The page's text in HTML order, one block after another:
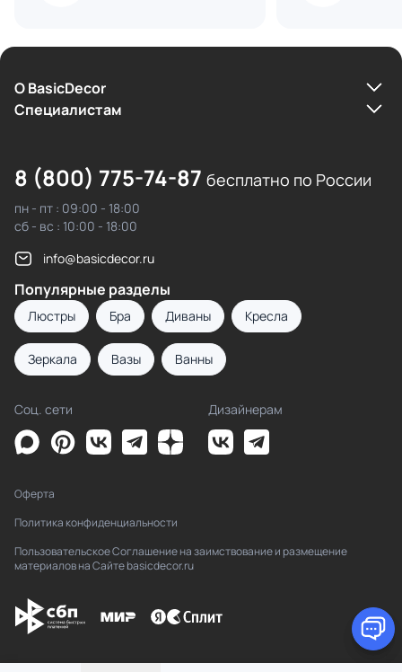
О BasicDecor
Cпециалистам
8 (800) 775-74-87 бесплатно по России
пн - пт : 09:00 - 18:00
сб - вс : 10:00 - 18:00
info@basicdecor.ru
Популярные разделы
Люстры Бра Диваны Кресла
Зеркала Вазы Ванны
Соц. сети Дизайнерам
Оферта
Политика конфиденциальности
Пользовательское Соглашение на заимствование и размещение
материалов на Сайте basicdecor.ru